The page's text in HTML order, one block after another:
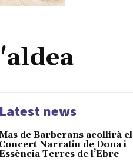
Latest news
de Barberans acollirà el
Concert Narratiu de Dona i
Terres de l’Ebre